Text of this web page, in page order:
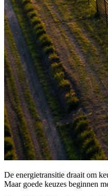
De energietransitie draait om
Maar goede keuzes beginnen